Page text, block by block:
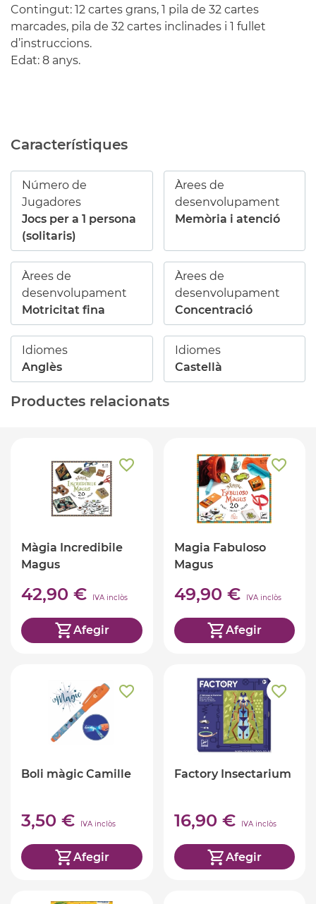
Contingut: 12 cartes grans, 1 pila de 32 cartes
marcades, pila de 32 cartes inclinades i 1 fullet
d’instruccions.
Edat: 8 anys.
Característiques
Número de
Jugadores
Jocs per a 1 persona
(solitaris)
Àrees de
desenvolupament
Memòria i atenció
Àrees de
desenvolupament
Motricitat fina
Àrees de
desenvolupament
Concentració
Idiomes
Anglès
Idiomes
Castellà
Productes relacionats
Màgia Incredibile
Magus
42,90 € IVA inclòs
Afegir
Magia Fabuloso
Magus
49,90 € IVA inclòs
Afegir
Boli màgic Camille
3,50 € IVA inclòs
Afegir
Factory Insectarium
16,90 € IVA inclòs
Afegir